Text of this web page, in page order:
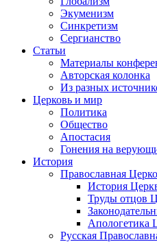
Экуменизм
Синкретизм
Сергианство
Статьи
Материалы
Авторская колонка
Из разных
Церковь и мир
Политика
Общество
Апостасия
Гонения на
История
Православная
История
Труды отцов
Апологетика
Русская